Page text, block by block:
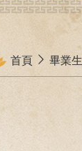
首頁 畢業生